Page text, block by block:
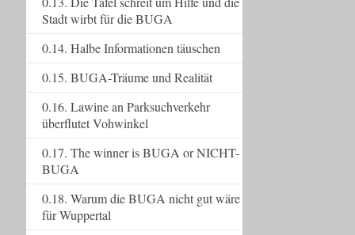
Stadt wirbt für die BUGA
0.14. Halbe Informationen täuschen
0.15. BUGA-Träume und Realität
0.16. Lawine an Parksuchverkehr
überflutet Vohwinkel
0.17. The winner is BUGA or NICHT-
BUGA
0.18. Warum die BUGA nicht gut wäre
für Wuppertal